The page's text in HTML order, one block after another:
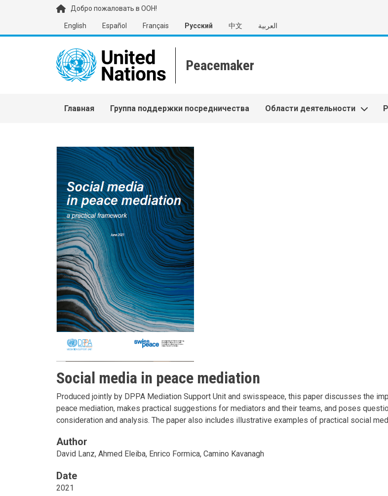
Перейти к основному содержанию
Добро пожаловать в ООН!
English Español Français Русский 中文 العربية
Main navigation
Главная Группа поддержки посредничества Области деятельности
Social media in peace mediation
Produced jointly by DPPA Mediation Support Unit and swisspeace, this paper discusses the
peace mediation, makes practical suggestions for mediators and their teams, and poses
consideration and analysis. The paper also includes illustrative examples of practical social
Author
David Lanz, Ahmed Eleiba, Enrico Formica, Camino Kavanagh
Date
2021